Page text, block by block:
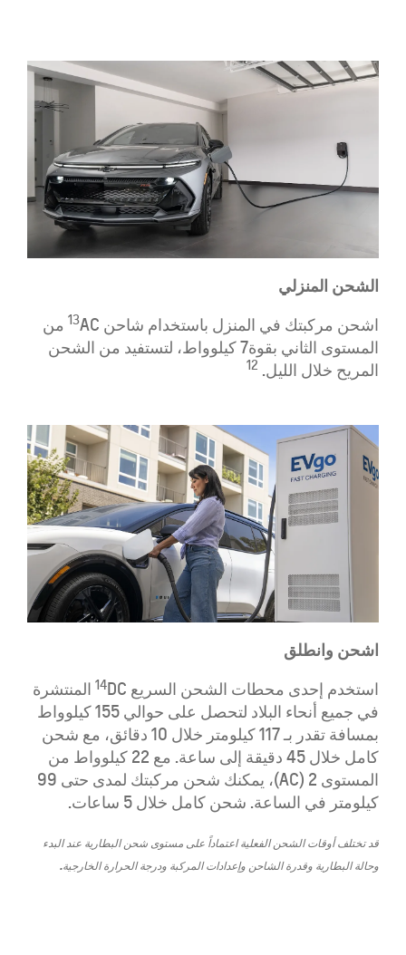
الشحن المنزلي
اشحن مركبتك في المنزل باستخدام شاحن 13 AC من
المستوى الثاني بقوة7 كيلوواط، لتستفيد من الشحن
المريح خلال الليل. 12
اشحن وانطلق
استخدم إحدى محطات الشحن السريع 14 DC المنتشرة
في جميع أنحاء البلاد لتحصل على حوالي 155 كيلوواط
بمسافة تقدر بـ 117 كيلومتر خلال 10 دقائق، مع شحن
كامل خلال 45 دقيقة إلى ساعة. مع 22 كيلوواط من
المستوى 2 (AC)، يمكنك شحن مركبتك لمدى حتى 99
كيلومتر في الساعة. شحن كامل خلال 5 ساعات.
قد تختلف أوقات الشحن الفعلية اعتماداً على مستوى شحن البطارية عند البدء
وحالة البطارية وقدرة الشاحن وإعدادات المركبة ودرجة الحرارة الخارجية.